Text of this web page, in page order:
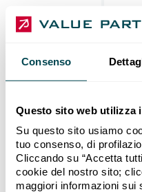
Consenso
Questo sito web utilizza
Su questo sito usiamo
tuo consenso, di
Cliccando su “Accetta
cookie del nostro sito;
maggiori informazioni sui